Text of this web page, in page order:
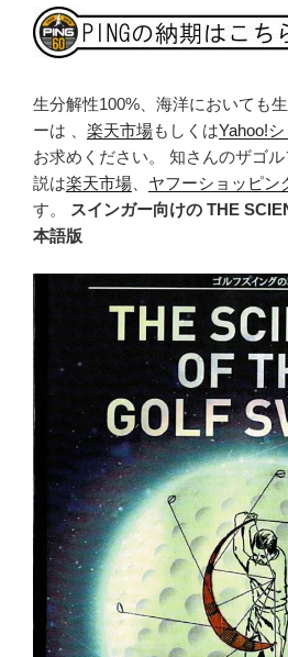
生分解性100%、海洋においても
ーは 、 楽天市場もしくはYahoo!
お求めください。 知さんのザゴ
説は楽天市場 ヤフーショッピン
す。
スインガー向けの THE
本語版